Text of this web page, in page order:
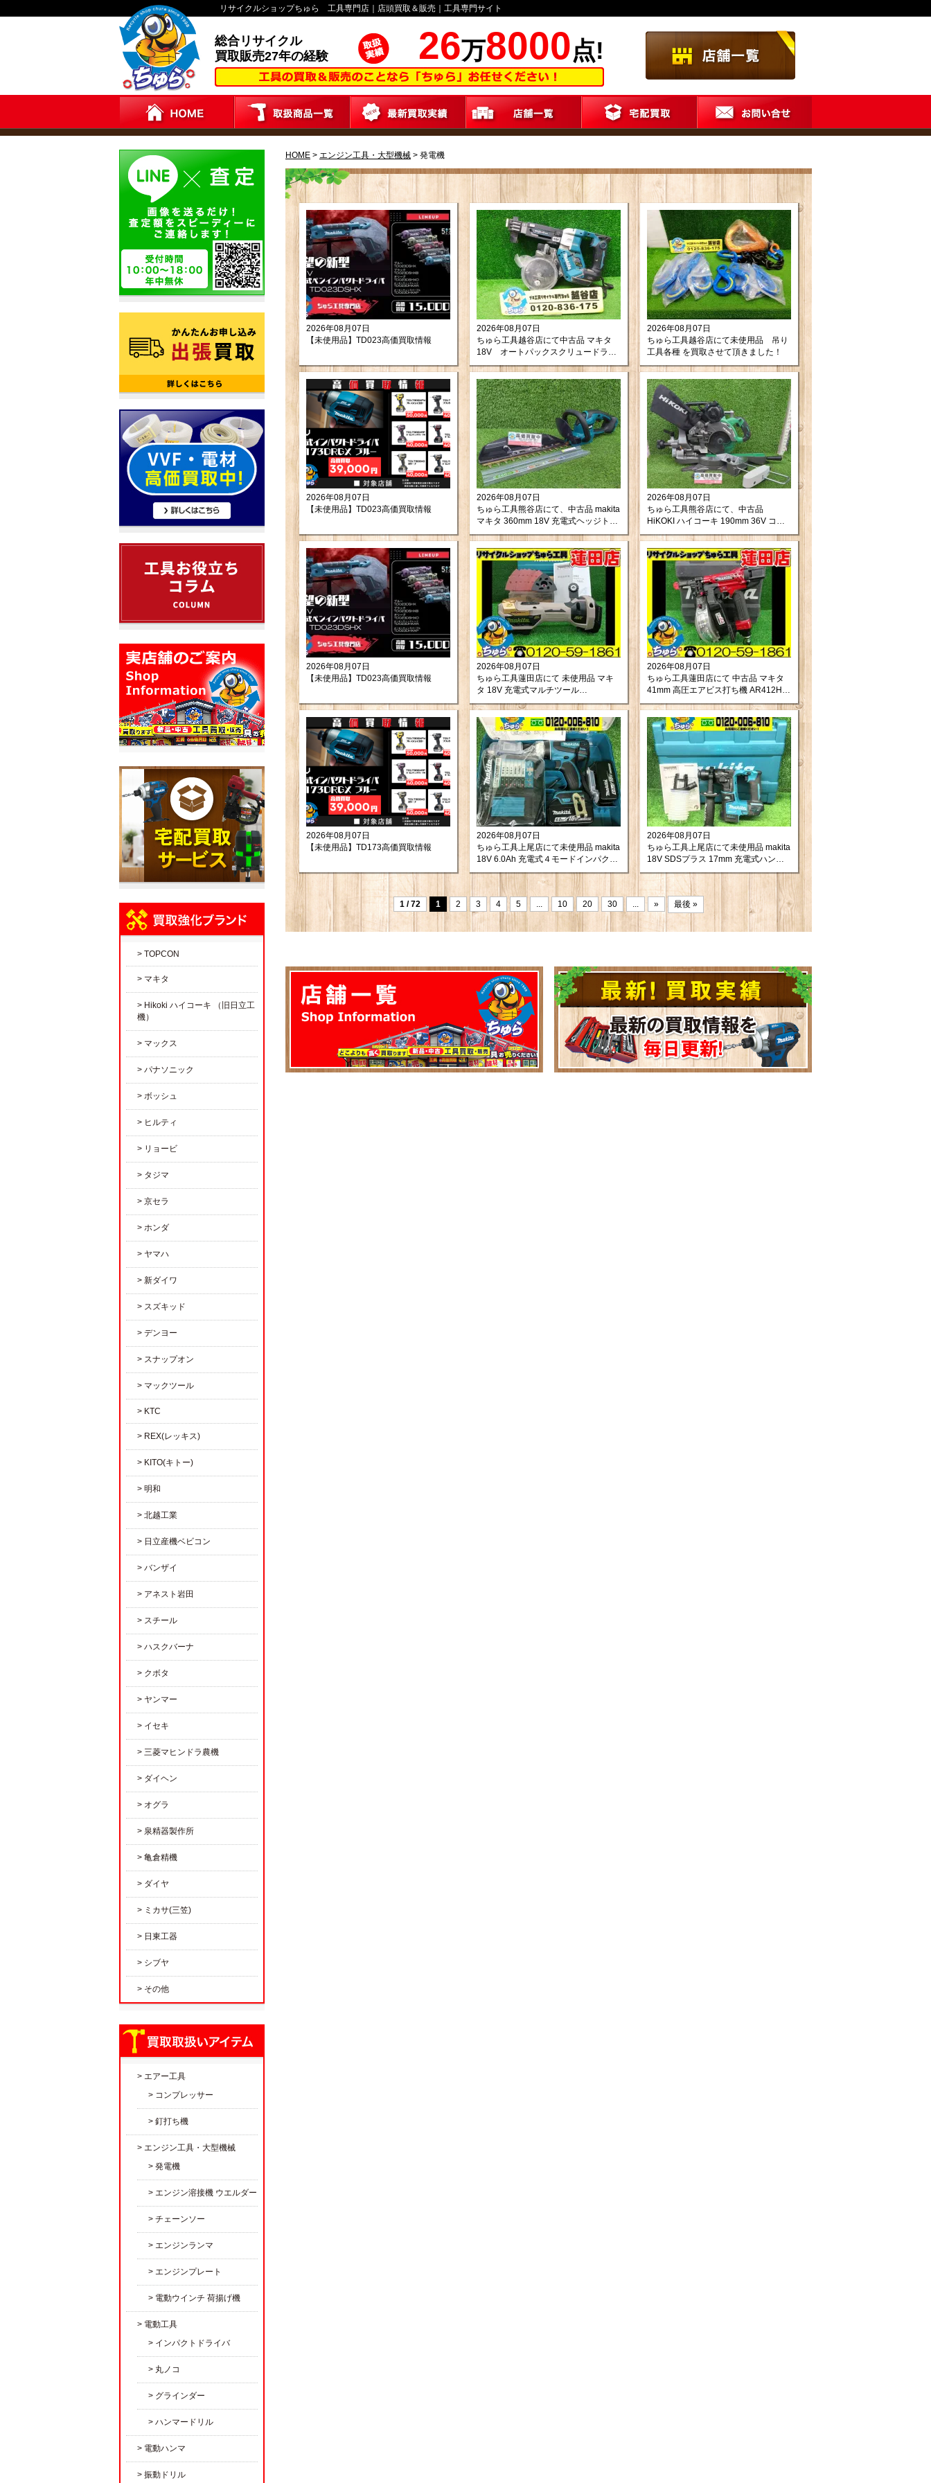
リサイクルショップちゅら 工具専門店｜店頭買取＆販売｜工具専門サイト
総合リサイクル
買取販売27年の経験
26万8000点!
HOME > エンジン工具・大型機械 > 発電機
2026年08月07日
【未使用品】TD023高価買取情報
2026年08月07日
ちゅら工具越谷店にて中古品 マキタ
18V オートパックスクリュードライ
バー FR451DZ を買取させて頂きま
2026年08月07日
ちゅら工具越谷店にて未使用品 吊り
工具各種 を買取させて頂きました！
2026年08月07日
【未使用品】TD023高価買取情報
2026年08月07日
ちゅら工具熊谷店にて、中古品 makita
マキタ 360mm 18V 充電式ヘッジトリ
マ MUH367DZ をお買取りさせて頂き
2026年08月07日
ちゅら工具熊谷店にて、中古品
HiKOKI ハイコーキ 190mm 36V コー
ドレス卓上スライド丸のこ
頂きました！
2026年08月07日
【未使用品】TD023高価買取情報
2026年08月07日
ちゅら工具蓮田店にて 未使用品 マキ
タ 18V 充電式マルチツール
TM52DZPG をお買取りさせて頂きま
2026年08月07日
ちゅら工具蓮田店にて 中古品 マキタ
41mm 高圧エアビス打ち機 AR412HR
をお買取りさせて頂きました。
2026年08月07日
【未使用品】TD173高価買取情報
2026年08月07日
ちゅら工具上尾店にて未使用品 makita
18V 6.0Ah 充電式４モードインパクト
ドライバ TP141DRGXを買取させて頂
きました。
2026年08月07日
ちゅら工具上尾店にて未使用品 makita
18V SDSプラス 17mm 充電式ハンマ
ドリル HR171DZKを買取させて頂き
ました。
1 / 72 1 2 3 4 5 ... 10 20 30 ... » 最後 »
TOPCON
マキタ
Hikoki ハイコーキ （旧日立工
機）
マックス
パナソニック
ボッシュ
ヒルティ
リョービ
タジマ
京セラ
ホンダ
ヤマハ
新ダイワ
スズキッド
デンヨー
スナップオン
マックツール
KTC
REX(レッキス)
KITO(キトー)
明和
北越工業
日立産機ベビコン
バンザイ
アネスト岩田
スチール
ハスクバーナ
クボタ
ヤンマー
イセキ
三菱マヒンドラ農機
ダイヘン
オグラ
泉精器製作所
亀倉精機
ダイヤ
ミカサ(三笠)
日東工器
シブヤ
その他
エアー工具
コンプレッサー
釘打ち機
エンジン工具・大型機械
発電機
エンジン溶接機 ウエルダー
チェーンソー
エンジンランマ
エンジンプレート
電動ウインチ 荷揚げ機
電動工具
インパクトドライバ
丸ノコ
グラインダー
ハンマードリル
電動ハンマ
振動ドリル